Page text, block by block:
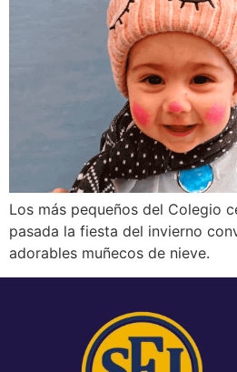
Los más pequeños del Colegio
pasada la fiesta del invierno
adorables muñecos de nieve.